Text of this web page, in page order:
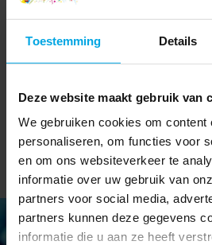
Toestemming Details
Deze website maakt gebruik van
We gebruiken cookies om content
personaliseren, om functies voor
en om ons websiteverkeer te
informatie over uw gebruik van
partners voor social media,
partners kunnen deze gegevens
informatie die u aan ze heeft
Trolli Multimix 430
gram